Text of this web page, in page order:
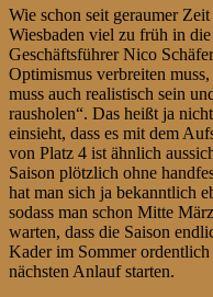
Wie schon seit geraumer
Wiesbaden viel zu früh in
Geschäftsführer Nico
Optimismus verbreiten
muss auch realistisch sein
rausholen“. Das heißt ja
einsieht, dass es mit dem
von Platz 4 ist ähnlich
Saison plötzlich ohne
hat man sich ja bekanntlich
sodass man schon Mitte
warten, dass die Saison
Kader im Sommer
nächsten Anlauf starten.